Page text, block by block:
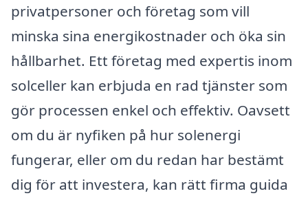
privatpersoner och företag som vill
minska sina energikostnader och öka sin
hållbarhet. Ett företag med expertis inom
solceller kan erbjuda en rad tjänster som
gör processen enkel och effektiv. Oavsett
om du är nyfiken på hur solenergi
fungerar, eller om du redan har bestämt
dig för att investera, kan rätt firma guida